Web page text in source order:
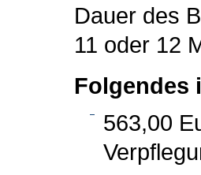
Dauer des
11 oder 12
Folgendes
563,00